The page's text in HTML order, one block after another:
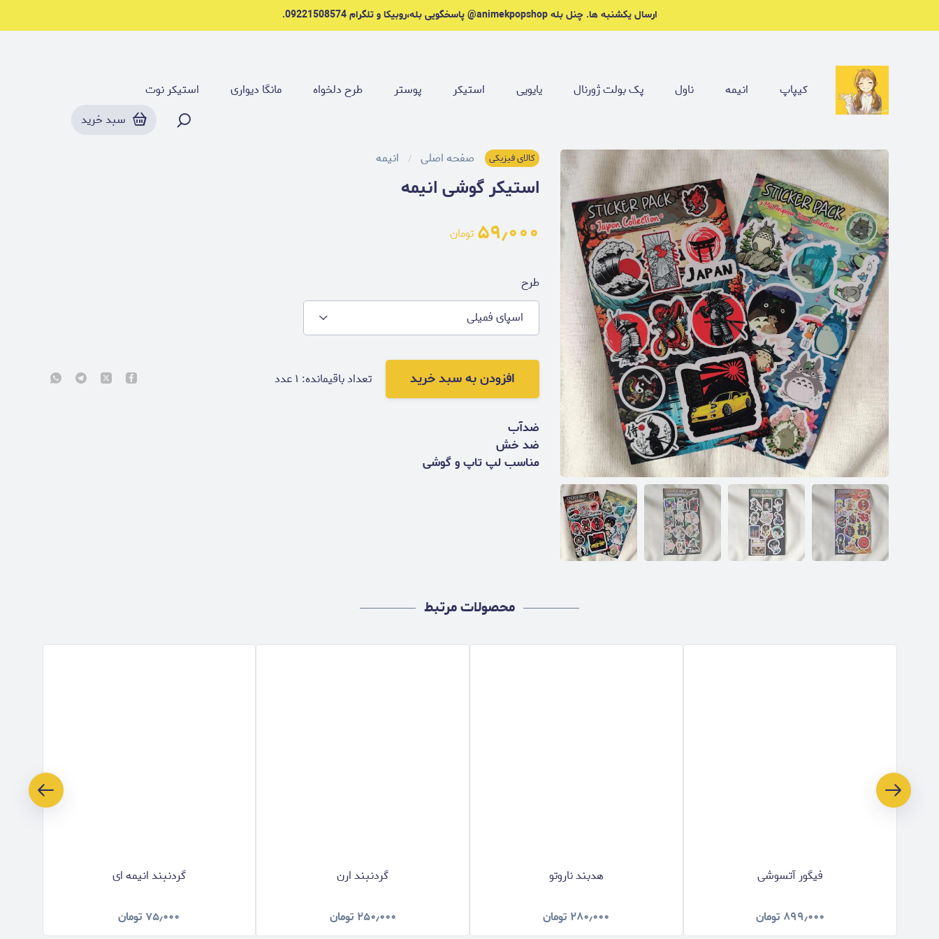
ارسال یکشنبه ها. چنل بله animekpopshop@ پاسخگویی بله،روبیکا و تلگرام 09221508574.
کیپاپ انیمه ناول پک بولت ژورنال یایویی استیکر پوستر طرح دلخواه مانگا دیواری
استیکر نوت
سبد خرید
کالای فیزیکی صفحه اصلی انیمه
استیکر گوشی انیمه
۵۹٫۰۰۰ تومان
طرح
اسپای فمیلی
افزودن به سبد خرید تعداد باقیمانده: ۱عدد
ضدآب
ضد خش
مناسب لپ تاپ و گوشی
محصولات مرتبط
فیگور آتسوشی
۸۹۹٫۰۰۰ تومان
هدبند ناروتو
۲۸۰٫۰۰۰ تومان
گردنبند ارن
۲۵۰٫۰۰۰ تومان
گردنبند انیمه ای
۷۵٫۰۰۰ تومان